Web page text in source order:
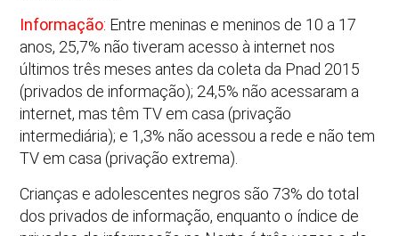
Informação: Entre meninas e meninos de 10 a 17
anos, 25,7% não tiveram acesso à internet nos
últimos três meses antes da coleta da Pnad 2015
(privados de informação); 24,5% não acessaram a
internet, mas têm TV em casa (privação
intermediária); e 1,3% não acessou a rede e não tem
TV em casa (privação extrema).
Crianças e adolescentes negros são 73% do total
dos privados de informação, enquanto o índice de